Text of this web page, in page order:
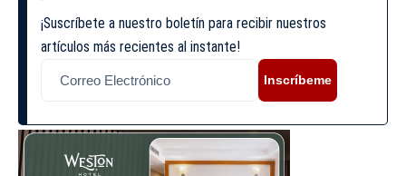
¡Suscríbete a nuestro boletín para recibir nuestros
artículos más recientes al instante!
Inscríbeme